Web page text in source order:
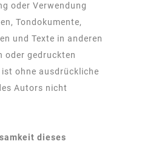
oder Verwendung
Tondokumente,
und Texte in anderen
oder gedruckten
ohne ausdrückliche
Autors nicht
dieses